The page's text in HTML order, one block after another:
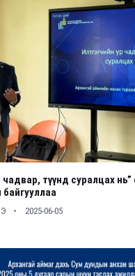
чадвар, түүнд суралцах
байгууллаа
2025-06-05